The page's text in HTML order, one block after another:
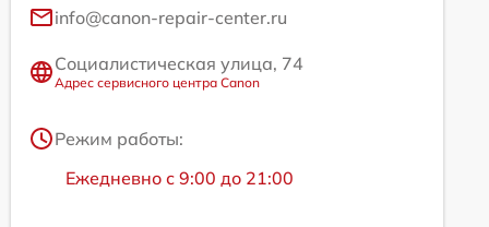
info@canon-repair-center.ru
Социалистическая улица, 74
Адрес сервисного центра Canon
Режим работы:
Ежедневно с 9:00 до 21:00